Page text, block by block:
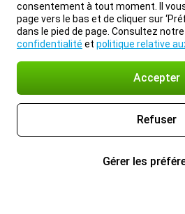
consentement à tout moment. Il
page vers le bas et de cliquer sur
dans le pied de page. Consultez notre
confidentialité et politique relative
Accepter
Refuser
Gérer les